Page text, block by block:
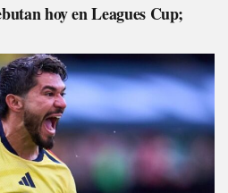
hoy en Leagues Cup;